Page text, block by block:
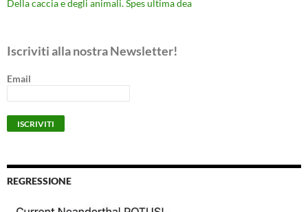
Della caccia e degli animali. Spes ultima dea
Iscriviti alla nostra Newsletter!
Email
REGRESSIONE